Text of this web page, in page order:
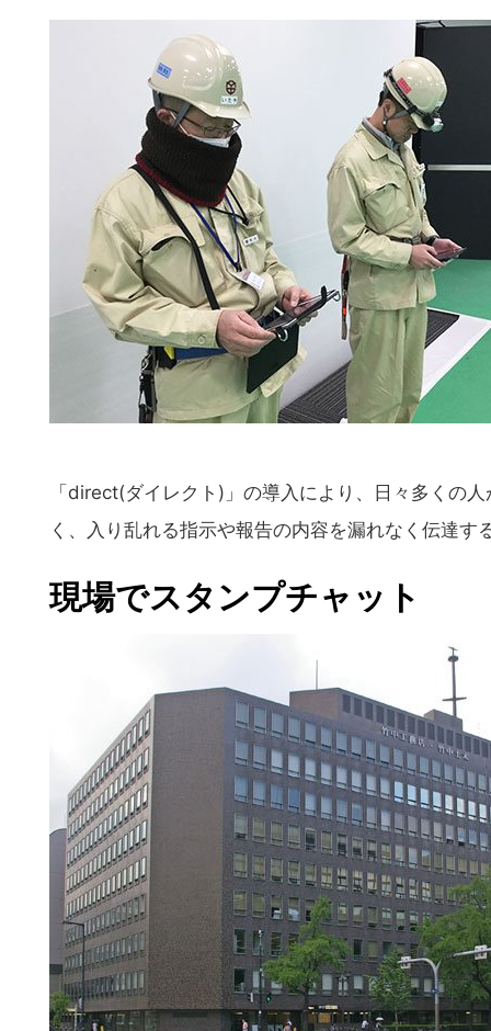
「direct(ダイレクト)」の導入により、日々多くの
く、入り乱れる指示や報告の内容を漏れなく伝達
現場でスタンプチャット